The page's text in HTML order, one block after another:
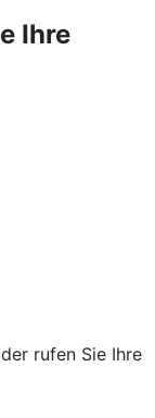
Ihre
rufen Sie Ihre